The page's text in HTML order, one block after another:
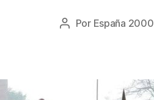
Por España 2000